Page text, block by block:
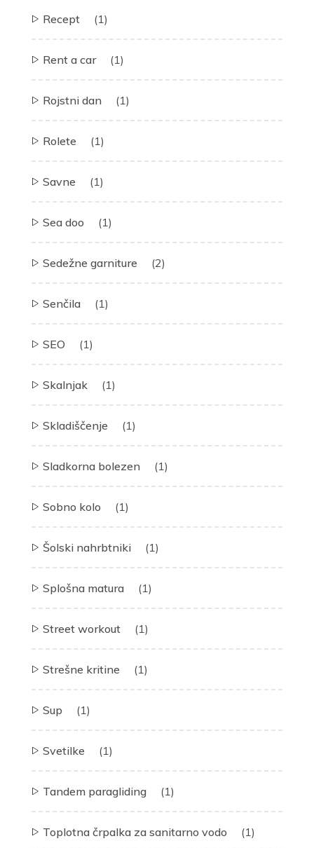
Recept (1)
Rent a car (1)
Rojstni dan (1)
Rolete (1)
Savne (1)
Sea doo (1)
Sedežne garniture (2)
Senčila (1)
SEO (1)
Skalnjak (1)
Skladiščenje (1)
Sladkorna bolezen (1)
Sobno kolo (1)
Šolski nahrbtniki (1)
Splošna matura (1)
Street workout (1)
Strešne kritine (1)
Sup (1)
Svetilke (1)
Tandem paragliding (1)
Toplotna črpalka za sanitarno vodo (1)